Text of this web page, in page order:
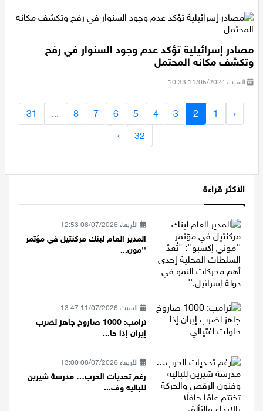
مصادر إسرائيلية تؤكد عدم وجود السنوار في رفح
وتكشف مكانه المحتمل
السبت 11/05/2024 10:33
‹
1
2
3
4
5
6
7
8
...
31
32
›
الأكثر قراءة
الأربعاء 08/07/2026 12:53
المدير العام لبنك مركنتيل في مؤتمر
''مون...
السبت 11/07/2026 13:47
ترامب: 1000 صاروخ جاهز لضرب
إيران إذا حا...
الأربعاء 08/07/2026 13:00
رغم تحديات الحرب… مدرسة شيرين
للباليه وف...